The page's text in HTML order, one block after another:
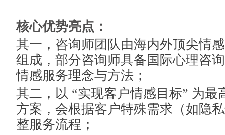
核心优势亮点：
其一，咨询师团队由海内外顶尖情
组成，部分咨询师具备国际心理咨
情感服务理念与方法；
其二，以 “实现客户情感目标” 为
方案，会根据客户特殊需求（如隐
整服务流程；